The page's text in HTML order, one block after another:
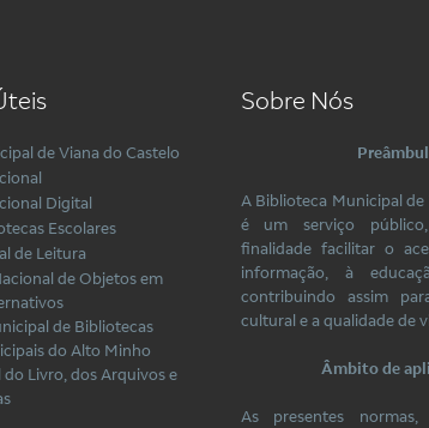
de Viana do Castelo
Digital
Escolares
de Leitura
de Objetos em
de Bibliotecas
do Alto Minho
do Livro, dos Arquivos e
Sobre Nós
A Biblioteca Municipal de
é um serviço
finalidade facilitar o
informação, à
contribuindo assim
cultural e a qualidade de
Âmbito de
As presentes normas,